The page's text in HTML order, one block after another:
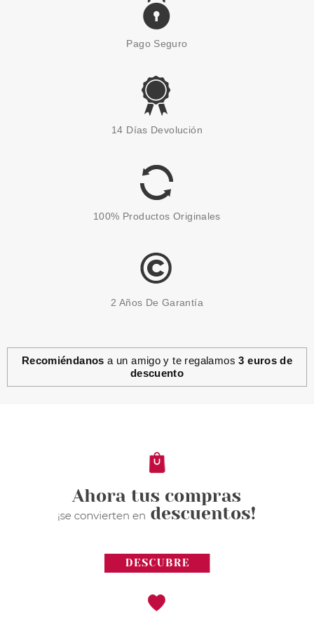
BABARIA
SOLAR PIELES SENSIBLES
8.95€
BABARIA
8.50€
Pago Seguro
14 Días Devolución
100% Productos Originales
2 Años De Garantía
Recomiéndanos a un amigo y te regalamos3 euros de
descuento